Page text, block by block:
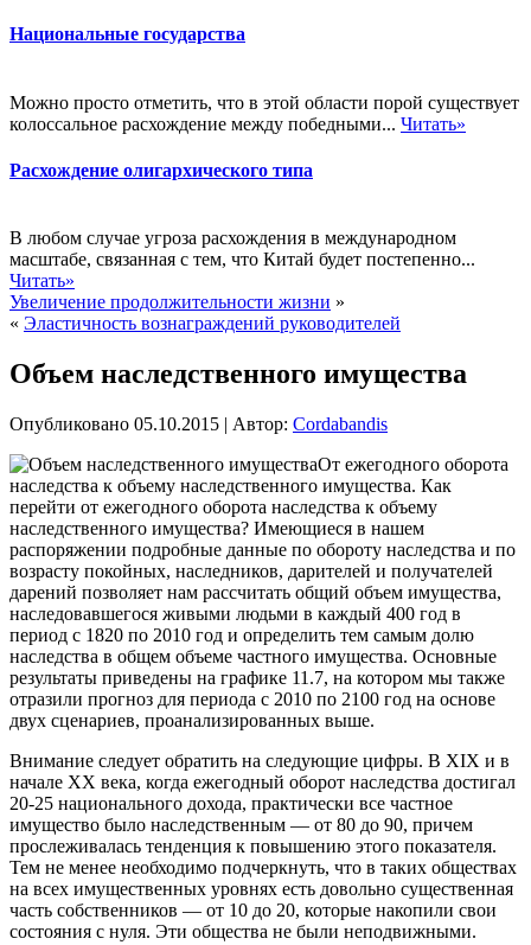
Национальные государства
Можно просто отметить, что в этой области порой существует
колоссальное расхождение между победными... Читать»
Расхождение олигархического типа
В любом случае угроза расхождения в международном
масштабе, связанная с тем, что Китай будет постепенно...
Читать»
Увеличение продолжительности жизни »
« Эластичность вознаграждений руководителей
Объем наследственного имущества
Опубликовано 05.10.2015 | Автор: Cordabandis
От ежегодного оборота
наследства к объему наследственного имущества. Как
перейти от ежегодного оборота наследства к объему
наследственного имущества? Имеющиеся в нашем
распоряжении подробные данные по обороту наследства и по
возрасту покойных, наследников, дарителей и получателей
дарений позволяет нам рассчитать общий объем имущества,
наследовавшегося живыми людьми в каждый 400 год в
период с 1820 по 2010 год и определить тем самым долю
наследства в общем объеме частного имущества. Основные
результаты приведены на графике 11.7, на котором мы также
отразили прогноз для периода с 2010 по 2100 год на основе
двух сценариев, проанализированных выше.
Внимание следует обратить на следующие цифры. В XIX и в
начале XX века, когда ежегодный оборот наследства достигал
20-25 национального дохода, практически все частное
имущество было наследственным — от 80 до 90, причем
прослеживалась тенденция к повышению этого показателя.
Тем не менее необходимо подчеркнуть, что в таких обществах
на всех имущественных уровнях есть довольно существенная
часть собственников — от 10 до 20, которые накопили свои
состояния с нуля. Эти общества не были неподвижными.